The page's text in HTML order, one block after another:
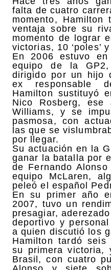
falta de cuatro
momento,
ventaja sobre su
momento de lograr
victorias, 10 ‘poles’
En 2006 estuvo
equipo de la
dirigido por un hijo
ex responsable
Hamilton sustituyó
Nico Rosberg,
Williams, y se
pasmosa, con
las que se
por llegar.
Su actuación en la
ganar la batalla por
de Fernando
equipo McLaren,
peleó el español
En su primer año
2007, tuvo un
presagiar,
deportivo y
a quien discutió los
Hamilton tardó seis
su primera
Brasil, con cuatro